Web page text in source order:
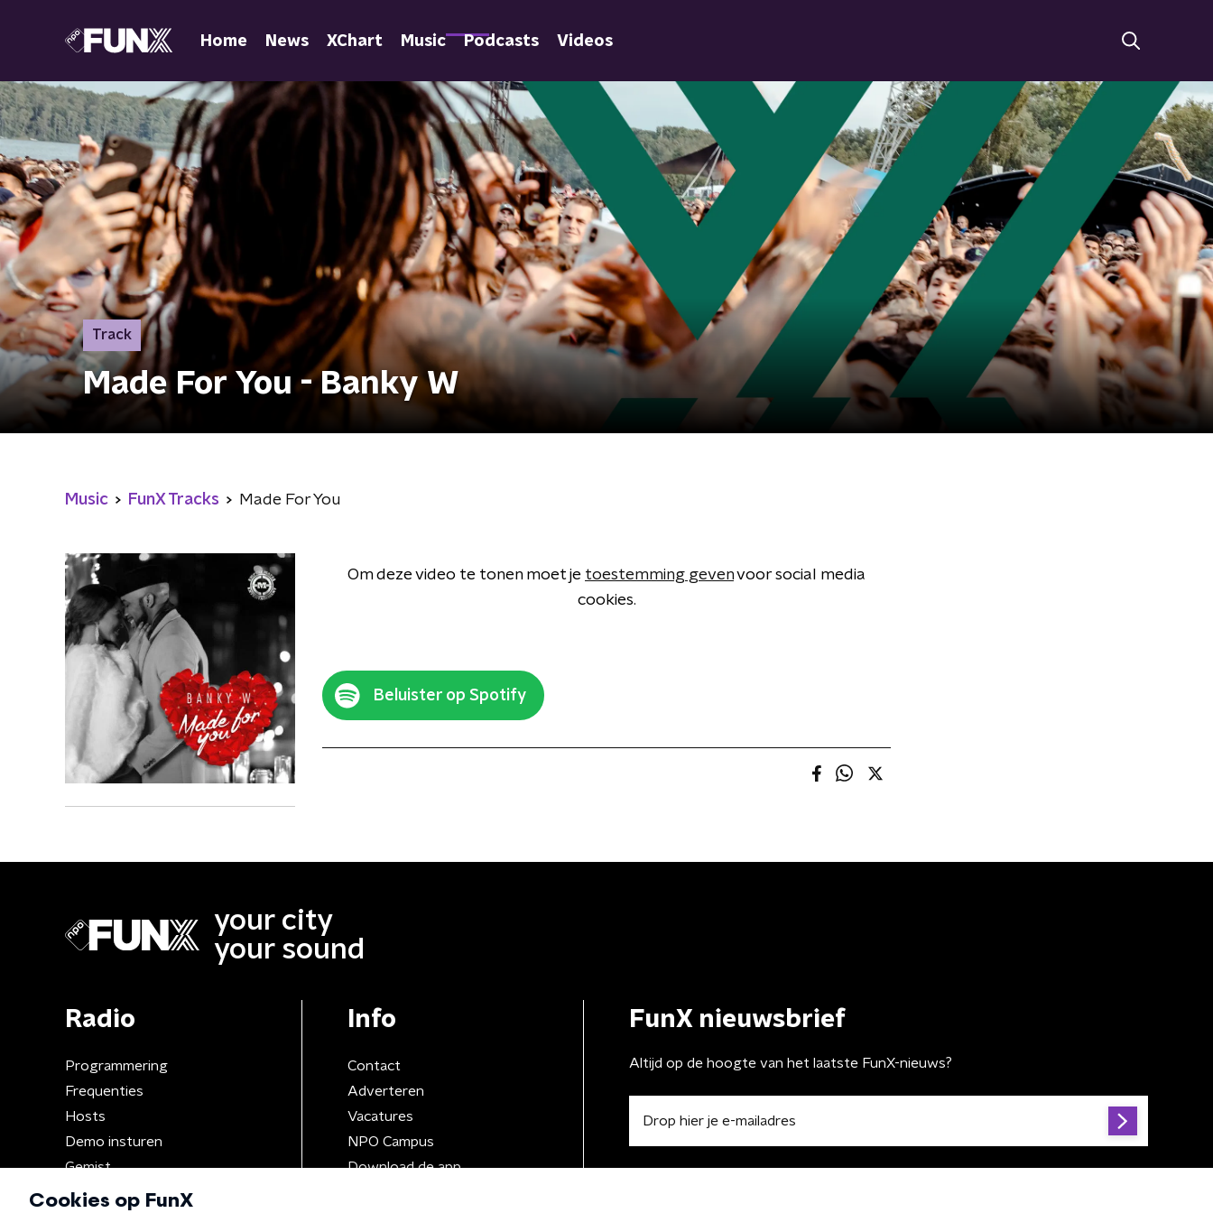
Home News XChart Music Podcasts Videos
Track
Made For You - Banky W
Music FunX Tracks Made For You
Om deze video te tonen moet je toestemming gevenvoor social media
cookies.
Beluister op Spotify
your city
your sound
Radio
Programmering
Frequenties
Hosts
Demo insturen
Gemist
Info
Contact
Adverteren
Vacatures
NPO Campus
Download de app
FunX nieuwsbrief
Altijd op de hoogte van het laatste FunX-nieuws?